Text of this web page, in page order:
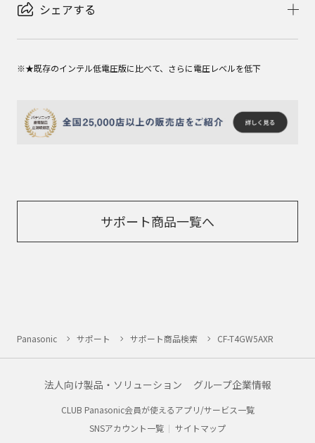
シェアする
※★既存のインテル低電圧版に比べて、さらに電圧レベルを低下
サポート商品一覧へ
Panasonic サポート サポート商品検索 CF-T4GW5AXR
法人向け製品・ソリューション グループ企業情報
CLUB Panasonic会員が使えるアプリ/サービス一覧
SNSアカウント一覧
サイトマップ